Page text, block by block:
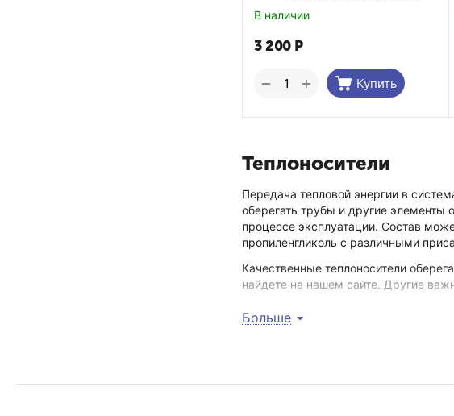
Теплоносители
Передача тепловой энергии в
оберегать трубы и другие элементы
процессе эксплуатации. Состав
пропиленгликоль с различными
Качественные теплоносители
найдете на нашем сайте. Другие
отсутствие в составе токсических
удобная и стопроцентно
Больше
В наличии
3 200 Р
Купить
+
−